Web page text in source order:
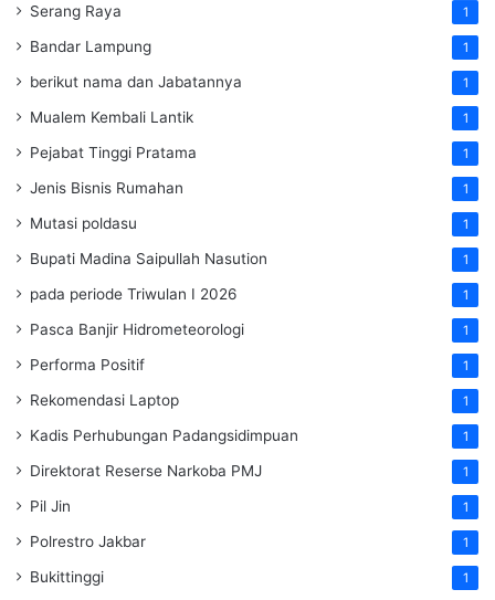
Serang Raya 1
Bandar Lampung 1
berikut nama dan Jabatannya 1
Mualem Kembali Lantik 1
Pejabat Tinggi Pratama 1
Jenis Bisnis Rumahan 1
Mutasi poldasu 1
Bupati Madina Saipullah Nasution 1
pada periode Triwulan I 2026 1
Pasca Banjir Hidrometeorologi 1
Performa Positif 1
Rekomendasi Laptop 1
Kadis Perhubungan Padangsidimpuan 1
Direktorat Reserse Narkoba PMJ 1
Pil Jin 1
Polrestro Jakbar 1
Bukittinggi 1